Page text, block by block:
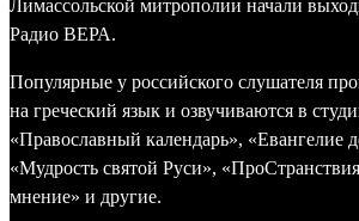
Лимассольской митрополии начали
Радио ВЕРА.
Популярные у российского слушателя
на греческий язык и озвучиваются в
«Православный календарь», «Евангелие
«Мудрость святой Руси»,
мнение» и другие.